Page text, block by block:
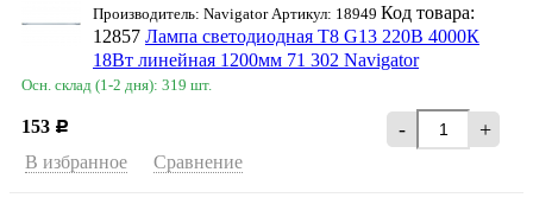
Производитель: Navigator Артикул: 18949 Код товара:
12857 Лампа светодиодная T8 G13 220В 4000К
18Вт линейная 1200мм 71 302 Navigator
Осн. склад (1-2 дня): 319 шт.
153 Р - +
В избранное Сравнение